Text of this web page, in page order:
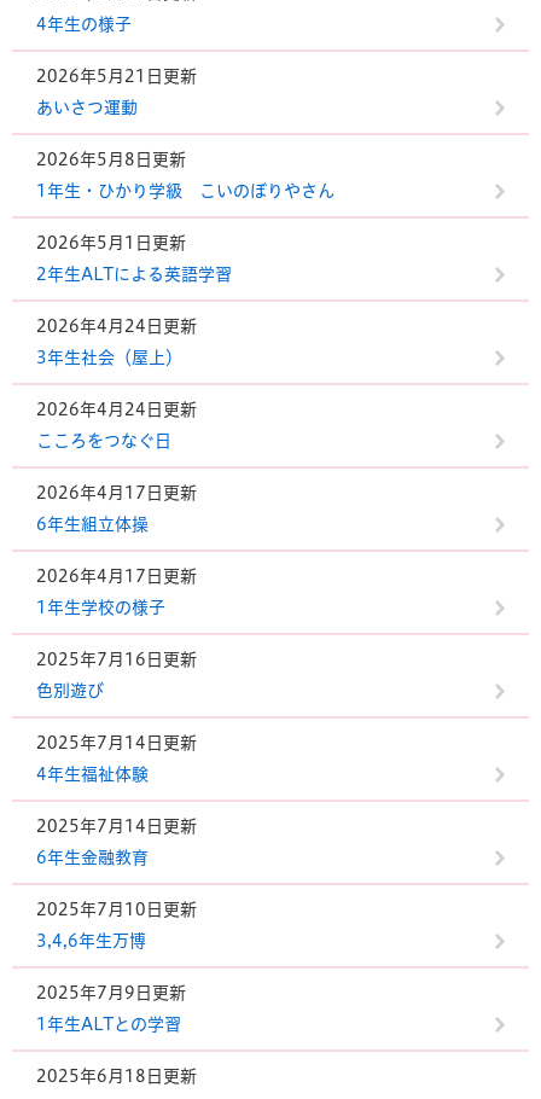
4年生の様子
2026年5月21日更新
あいさつ運動
2026年5月8日更新
1年生・ひかり学級 こいのぼりやさん
2026年5月1日更新
2年生ALTによる英語学習
2026年4月24日更新
3年生社会（屋上）
2026年4月24日更新
こころをつなぐ日
2026年4月17日更新
6年生組立体操
2026年4月17日更新
1年生学校の様子
2025年7月16日更新
色別遊び
2025年7月14日更新
4年生福祉体験
2025年7月14日更新
6年生金融教育
2025年7月10日更新
3,4,6年生万博
2025年7月9日更新
1年生ALTとの学習
2025年6月18日更新